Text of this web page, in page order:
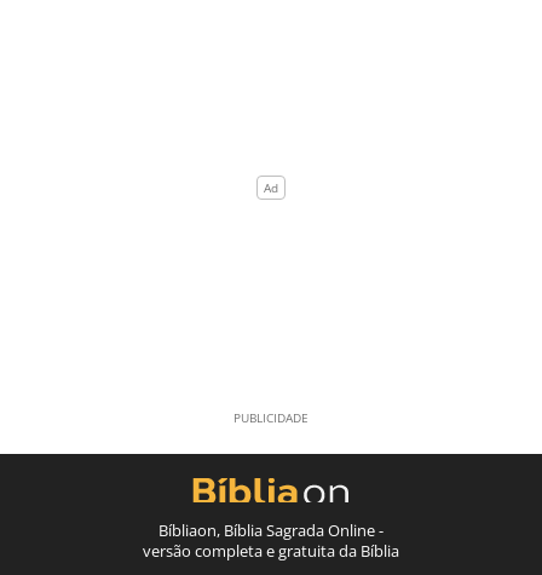
Bíbliaon, Bíblia Sagrada Online -
versão completa e gratuita da Bíblia